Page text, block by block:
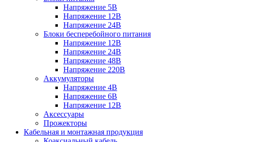
Напряжение 5В
Напряжение 12В
Напряжение 24В
Блоки бесперебойного питания
Напряжение 12В
Напряжение 24В
Напряжение 48В
Напряжение 220В
Аккумуляторы
Напряжение 4В
Напряжение 6В
Напряжение 12В
Аксессуары
Прожекторы
Кабельная и монтажная продукция